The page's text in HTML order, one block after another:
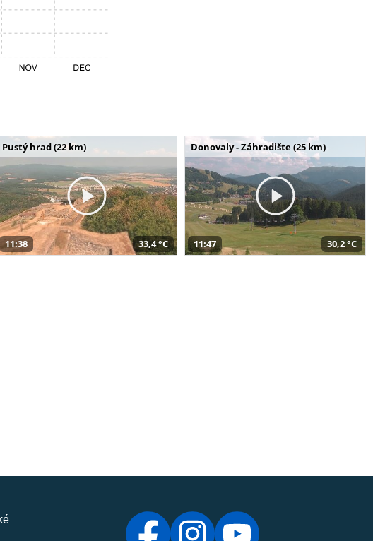
Pustý hrad (22 km)
11:38 33,4 °C
Donovaly - Záhradište (25 km)
11:47 30,2 °C